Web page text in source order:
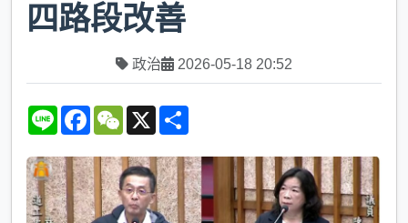
四路段改善
政治 2026-05-18 20:52
L
e
F
e
b
o
o
k
W
h
a
t
X
r
e